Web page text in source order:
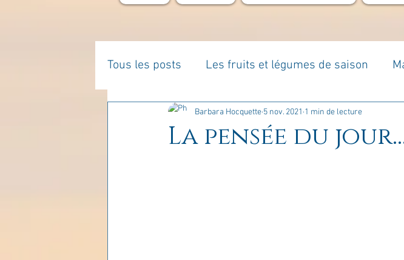
Tous les posts Les fruits et légumes de saison
La parentalité De vous à moi... Rome : voyage
La pensée du
Barbara Hocquette 5 nov. 2021 1 min de lecture